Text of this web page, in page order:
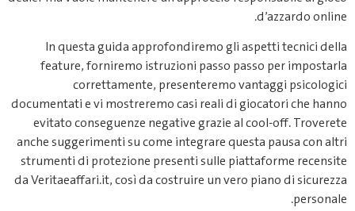
d’azzardo online.
In questa guida approfondiremo gli aspetti tecnici della
feature, forniremo istruzioni passo passo per impostarla
correttamente, presenteremo vantaggi psicologici
documentati e vi mostreremo casi reali di giocatori che hanno
evitato conseguenze negative grazie al cool‑off. Troverete
anche suggerimenti su come integrare questa pausa con altri
strumenti di protezione presenti sulle piattaforme recensite
da Veritaeaffari.it, così da costruire un vero piano di sicurezza
personale.